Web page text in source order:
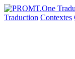
Traduction Contextes